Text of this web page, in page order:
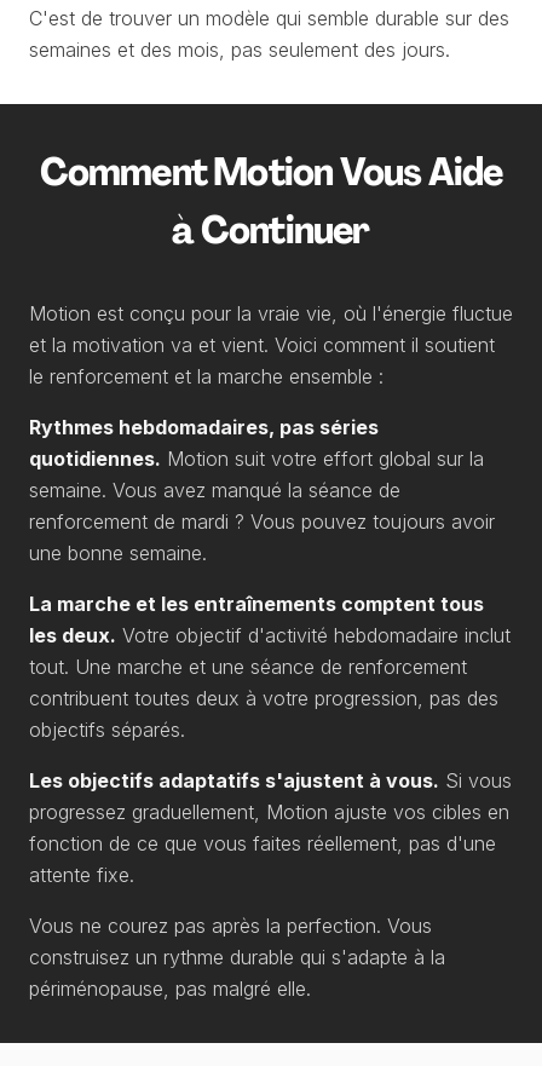
C'est de trouver un modèle qui semble durable sur des
semaines et des mois, pas seulement des jours.
Comment Motion Vous Aide
à Continuer
Motion est conçu pour la vraie vie, où l'énergie fluctue
et la motivation va et vient. Voici comment il soutient
le renforcement et la marche ensemble :
Rythmes hebdomadaires, pas séries
quotidiennes. Motion suit votre effort global sur la
semaine. Vous avez manqué la séance de
renforcement de mardi ? Vous pouvez toujours avoir
une bonne semaine.
La marche et les entraînements comptent tous
les deux. Votre objectif d'activité hebdomadaire inclut
tout. Une marche et une séance de renforcement
contribuent toutes deux à votre progression, pas des
objectifs séparés.
Les objectifs adaptatifs s'ajustent à vous. Si vous
progressez graduellement, Motion ajuste vos cibles en
fonction de ce que vous faites réellement, pas d'une
attente fixe.
Vous ne courez pas après la perfection. Vous
construisez un rythme durable qui s'adapte à la
périménopause, pas malgré elle.